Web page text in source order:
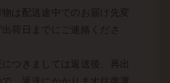
は配送途中でのお届け先変
荷日までにご連絡くださ
つきましては返送後、再出